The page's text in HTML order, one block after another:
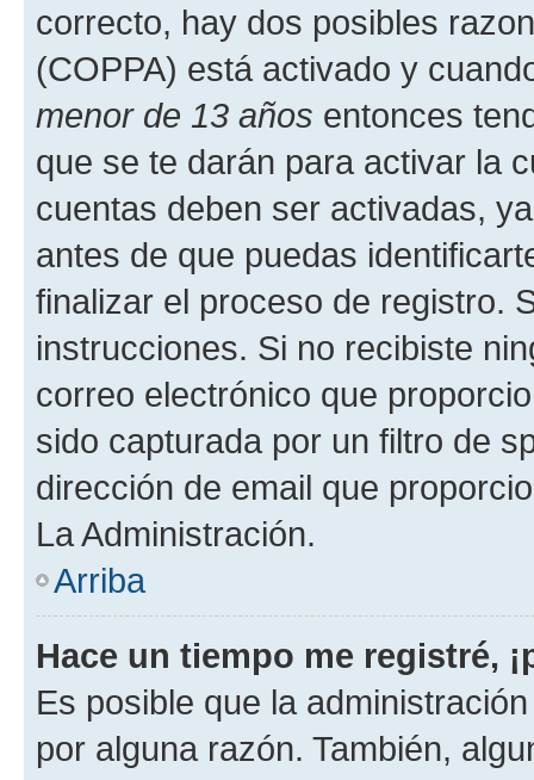
correcto, hay dos posibles
(COPPA) está activado y
menor de 13 años entonces
que se te darán para activar la
cuentas deben ser activadas,
antes de que puedas
finalizar el proceso de registro.
instrucciones. Si no recibiste
correo electrónico que
sido capturada por un filtro de
dirección de email que
La Administración.
Arriba
Hace un tiempo me registré,
Es posible que la
por alguna razón. También,